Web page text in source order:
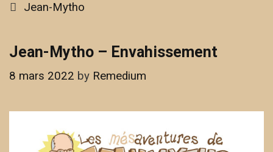
Categories
Jean-Mytho
Jean-Mytho – Envahissement
8 mars 2022 by Remedium